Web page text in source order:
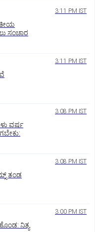
3:11 PM IST
ಸಂಚಾರ
3:11 PM IST
3:08 PM IST
ವರ್ಷ
3:08 PM IST
ತಂಡ
3:00 PM IST
ನಿತ್ಯ